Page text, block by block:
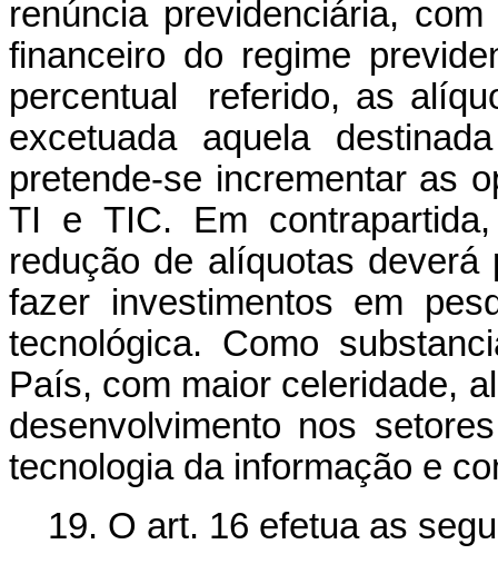
renúncia previdenciária, com
financeiro do regime
percentual referido, as
excetuada aquela
pretende-se incrementar as
TI e TIC. Em
redução de alíquotas
fazer investimentos em
tecnológica. Como
País, com maior celeridade,
desenvolvimento nos
tecnologia da informação e
19. O art. 16 efetua as